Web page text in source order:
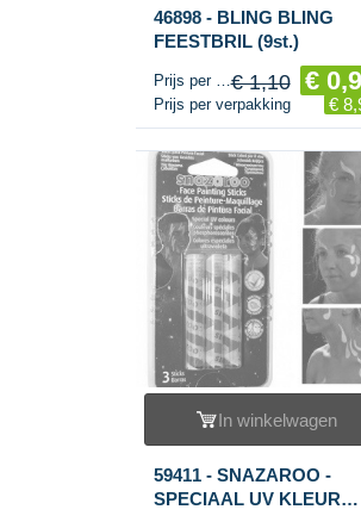
46898 - BLING BLING
FEESTBRIL (9st.)
Prijs per stuk€ 1,10 €
Prijs per verpakking €
In winkelwagen
59411 - SNAZAROO -
SPECIAAL UV KLEUR